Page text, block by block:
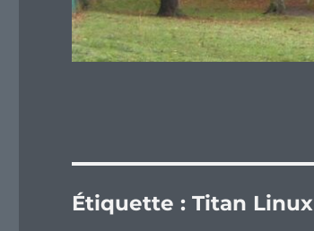
Étiquette :Titan Linux